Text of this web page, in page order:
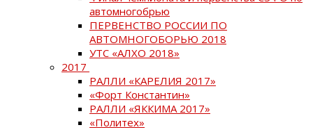
автомногобрью
ПЕРВЕНСТВО РОССИИ ПО
АВТОМНОГОБОРЬЮ 2018
УТС «АЛХО 2018»
2017
РАЛЛИ «КАРЕЛИЯ 2017»
«Форт Константин»
РАЛЛИ «ЯККИМА 2017»
«Политех»